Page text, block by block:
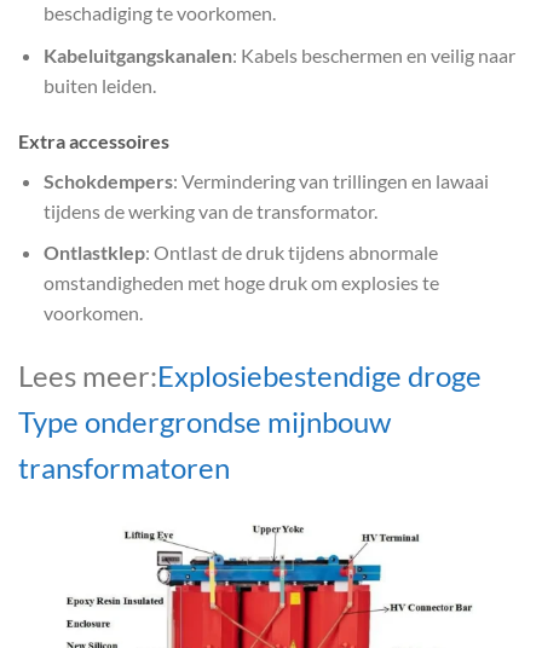
beschadiging te voorkomen.
Kabeluitgangskanalen: Kabels beschermen en veilig naar
buiten leiden.
Extra accessoires
Schokdempers: Vermindering van trillingen en lawaai
tijdens de werking van de transformator.
Ontlastklep: Ontlast de druk tijdens abnormale
omstandigheden met hoge druk om explosies te
voorkomen.
Lees meer:Explosiebestendige droge
Type ondergrondse mijnbouw
transformatoren